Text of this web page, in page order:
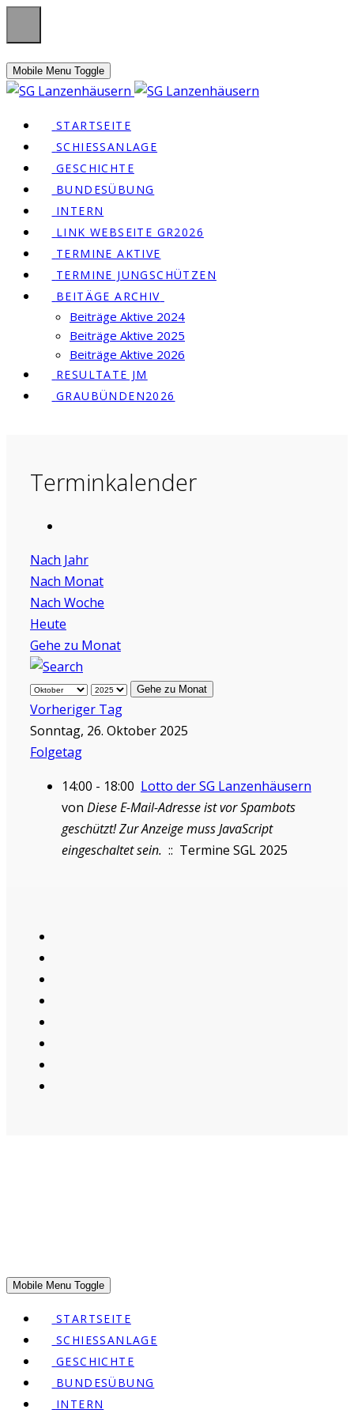
Mobile Menu Toggle
STARTSEITE
SCHIESSANLAGE
GESCHICHTE
BUNDESÜBUNG
INTERN
LINK WEBSEITE GR2026
TERMINE AKTIVE
TERMINE JUNGSCHÜTZEN
BEITÄGE ARCHIV
Beiträge Aktive 2024
Beiträge Aktive 2025
Beiträge Aktive 2026
RESULTATE JM
GRAUBÜNDEN2026
Terminkalender
Nach Jahr
Nach Monat
Nach Woche
Heute
Gehe zu Monat
Gehe zu Monat
Vorheriger Tag
Sonntag, 26. Oktober 2025
Folgetag
14:00 - 18:00 Lotto der SG Lanzenhäusern
von Diese E-Mail-Adresse ist vor Spambots
geschützt! Zur Anzeige muss JavaScript
eingeschaltet sein. :: Termine SGL 2025
Mobile Menu Toggle
STARTSEITE
SCHIESSANLAGE
GESCHICHTE
BUNDESÜBUNG
INTERN